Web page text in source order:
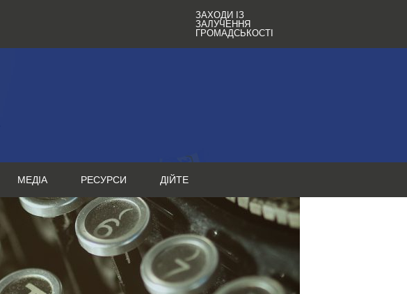
ЗАХОДИ ІЗ
ЗАЛУЧЕННЯ
ГРОМАДСЬКОСТІ
МЕДІА РЕСУРСИ ДІЙТЕ